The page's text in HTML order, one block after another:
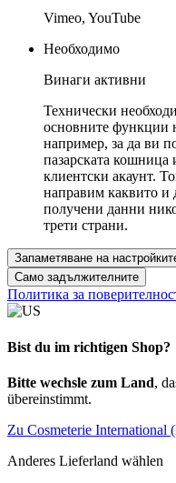
Vimeo, YouTube
Необходимо
Винаги активни
Технически
основните функции
например, за да ви
пазарската кошница
клиентски акаунт.
направим каквито и
получени данни
трети страни.
Запаметяване на
Само задължителните
Политика за
Bist du im richtigen Shop?
Bitte wechsle zum Land,
übereinstimmt.
Zu Cosmeterie International
Anderes Lieferland wählen